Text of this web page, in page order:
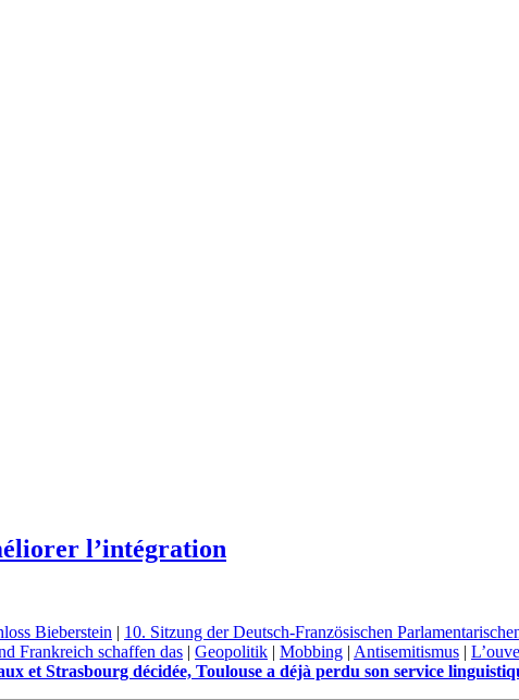
l’intégration
Bieberstein | 10. Sitzung der Deutsch-Französischen
Frankreich schaffen das | Geopolitik | Mobbing | Antisemitismus |
et Strasbourg décidée, Toulouse a déjà perdu son service